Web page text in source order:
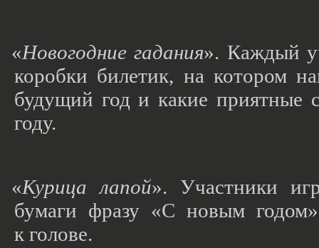
«Новогодние гадания». Каждый
коробки билетик, на котором
будущий год и какие
году.
«Курица лапой». Участники
бумаги фразу «С новым
к голове.